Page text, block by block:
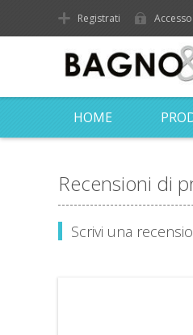
Registrati Accesso
HOME
Recensioni di
Scrivi una